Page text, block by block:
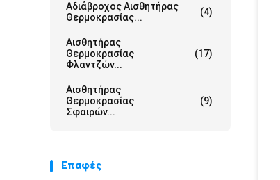
Αδιάβροχος Αισθητήρας
Θερμοκρασίας...
(4)
Αισθητήρας
Θερμοκρασίας
Φλαντζών...
(17)
Αισθητήρας
Θερμοκρασίας
Σφαιρών...
(9)
Επαφές